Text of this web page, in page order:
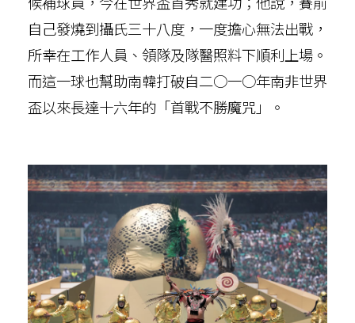
自己發燒到攝氏三十八度，一度擔心無法出戰，
所幸在工作人員、領隊及隊醫照料下順利上場。
而這一球也幫助南韓打破自二○一○年南非世界
盃以來長達十六年的「首戰不勝魔咒」。